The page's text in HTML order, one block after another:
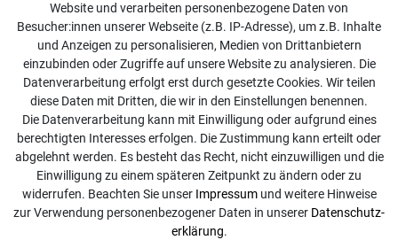
Kontakt
Online Retourenservice
Kontakt
info@dachdecker-shop.de
+49 3501 507295
Montag - Freitag, 08:00 - 16:00
Anrufe aus dem dt. Festnetz zum Ortstarif, Preise aus dem
Mobilfunknetz ggf. abweichend (abhängig vom Provider).
Website und verarbeiten personenbezogene Daten von
Besucher:innen unserer Webseite (z.B. IP-Adresse), um z.B. Inhalte
und Anzeigen zu personalisieren, Medien von Drittanbietern
einzubinden oder Zugriffe auf unsere Website zu analysieren. Die
Datenverarbeitung erfolgt erst durch gesetzte Cookies. Wir teilen
diese Daten mit Dritten, die wir in den Einstellungen benennen.
Die Datenverarbeitung kann mit Einwilligung oder aufgrund eines
berechtigten Interesses erfolgen. Die Zustimmung kann erteilt oder
abgelehnt werden. Es besteht das Recht, nicht einzuwilligen und die
Einwilligung zu einem späteren Zeitpunkt zu ändern oder zu
widerrufen. Beachten Sie unser Impressumund weitere Hinweise
zur Verwendung personenbezogener Daten in unserer Daten­schutz­
erklärung.